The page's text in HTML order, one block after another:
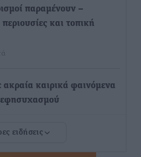
παραμένουν –
και τοπική
καιρικά φαινόμενα
εφησυχασμού
ειδήσεις